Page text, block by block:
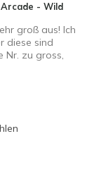
- Wild
groß aus! Ich
diese sind
Nr. zu gross,